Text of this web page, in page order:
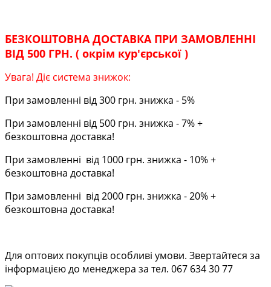
БЕЗКОШТОВНА ДОСТАВКА ПРИ ЗАМОВЛЕННІ
ВІД 500 ГРН. ( окрім кур'єрської )
Увага! Діє система знижок:
При замовленні від 300 грн. знижка - 5%
При замовленні від 500 грн. знижка - 7% +
безкоштовна доставка!
При замовленні від 1000 грн. знижка - 10% +
безкоштовна доставка!
При замовленні від 2000 грн. знижка - 20% +
безкоштовна доставка!
Для оптових покупців особливі умови. Звертайтеся за
інформацією до менеджера за тел. 067 634 30 77